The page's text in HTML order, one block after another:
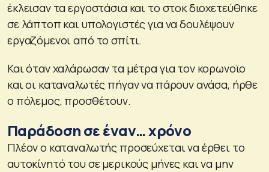
έκλεισαν τα εργοστάσια και το στοκ διοχετεύθηκε
σε λάπτοπ και υπολογιστές για να δουλέψουν
εργαζόμενοι από το σπίτι.
Και όταν χαλάρωσαν τα μέτρα για τον κορωνοϊο
και οι καταναλωτές πήγαν να πάρουν ανάσα, ήρθε
ο πόλεμος, προσθέτουν.
Παράδοση σε έναν… χρόνο
Πλέον ο καταναλωτής προσεύχεται να έρθει το
αυτοκίνητό του σε μερικούς μήνες και να μην